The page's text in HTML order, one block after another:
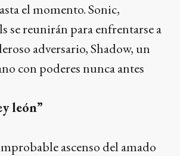
el momento. Sonic,
se reunirán para enfrentarse a
adversario, Shadow, un
con poderes nunca antes
león”
ascenso del amado